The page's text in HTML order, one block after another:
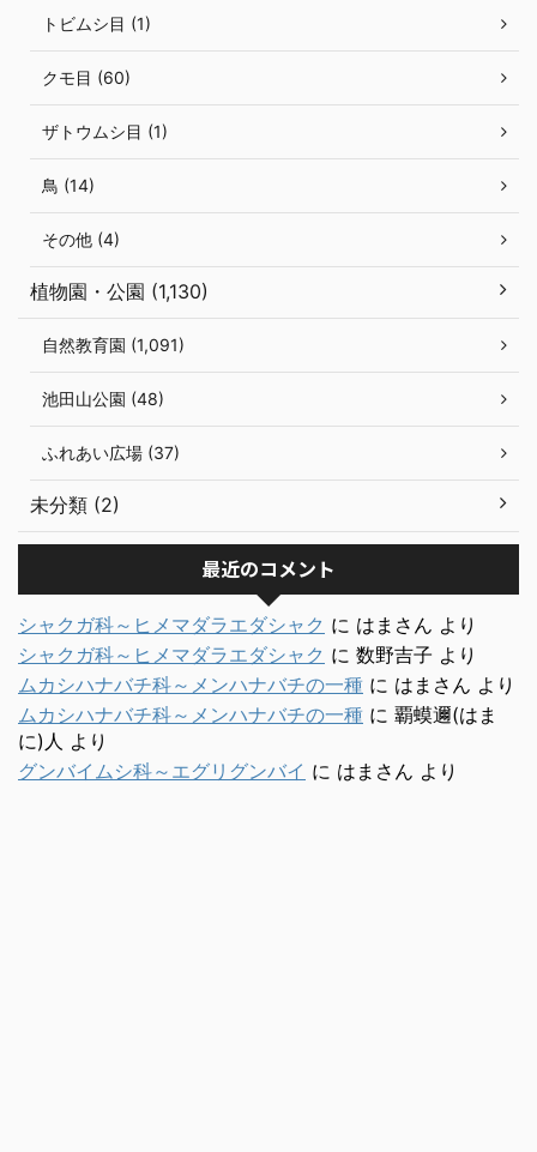
トビムシ目 (1)
クモ目 (60)
ザトウムシ目 (1)
鳥 (14)
その他 (4)
植物園・公園 (1,130)
自然教育園 (1,091)
池田山公園 (48)
ふれあい広場 (37)
未分類 (2)
最近のコメント
シャクガ科～ヒメマダラエダシャク に はまさん より
シャクガ科～ヒメマダラエダシャク に 数野吉子 より
ムカシハナバチ科～メンハナバチの一種 に はまさん より
ムカシハナバチ科～メンハナバチの一種 に 覇蟆邇(はま
に)人 より
グンバイムシ科～エグリグンバイ に はまさん より